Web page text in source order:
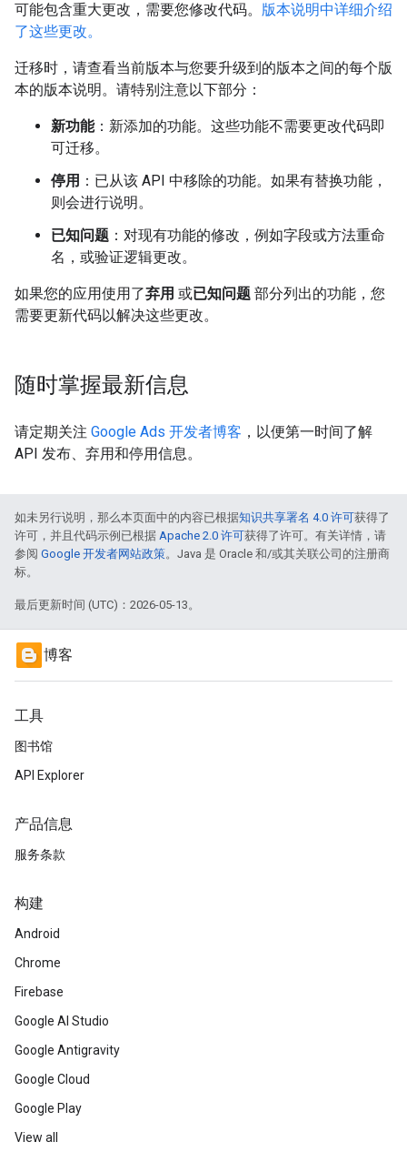
可能包含重大更改，需要您修改代码。 版本说明中详细介绍
了这些更改。
迁移时，请查看当前版本与您要升级到的版本之间的每个版
本的版本说明。请特别注意以下部分：
新功能：新添加的功能。这些功能不需要更改代码即
可迁移。
停用 ：已从该 API 中移除的功能。如果有替换功能，
则会进行说明。
已知问题 ：对现有功能的修改，例如字段或方法重命
名，或验证逻辑更改。
如果您的应用使用了弃用 或已知问题 部分列出的功能，您
需要更新代码以解决这些更改。
随时掌握最新信息
请定期关注 Google Ads 开发者博客 ，以便第一时间了解
API 发布、弃用和停用信息。
如未另行说明，那么本页面中的内容已根据知识共享署名 4.0 许可获得了
许可，并且代码示例已根据 Apache 2.0 许可获得了许可。有关详情，请
参阅 Google 开发者网站政策。Java 是 Oracle 和/或其关联公司的注册商
标。
最后更新时间 (UTC)：2026-05-13。
博客
工具
图书馆
API Explorer
产品信息
服务条款
构建
Android
Chrome
Firebase
Google AI Studio
Google Antigravity
Google Cloud
Google Play
View all